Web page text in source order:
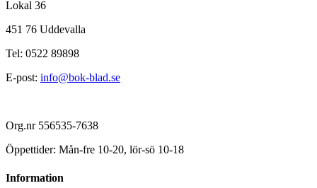
Lokal 36
451 76 Uddevalla
Tel: 0522 89898
E-post: info@bok-blad.se
Org.nr 556535-7638
Öppettider: Mån-fre 10-20, lör-sö 10-18
Information